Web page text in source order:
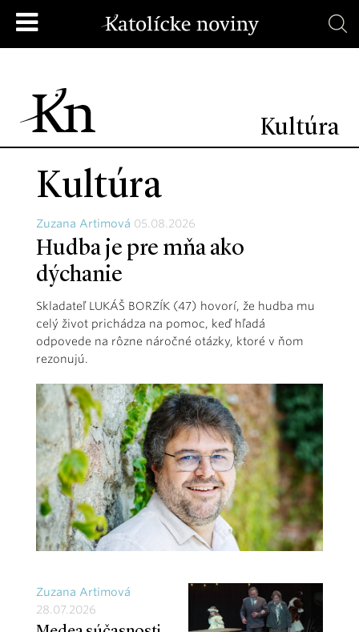
Kultúra
Kultúra
Zuzana Artimová 05.08.2026
Hudba je pre mňa ako
dýchanie
Skladateľ LUKÁŠ BORZÍK (47) hovorí, že hudba mu
celý život prichádza na pomoc, keď hľadá
odpovede na rôzne náročné otázky, ktoré v ňom
rezonujú.
Zuzana Artimová
28.07.2026